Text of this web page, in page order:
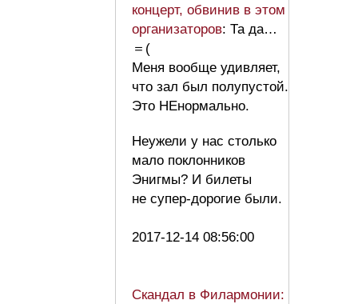
концерт, обвинив в этом
организаторов: Та да…
＝(
Меня вообще удивляет,
что зал был полупустой.
Это НЕнормально.
Неужели у нас столько
мало поклонников
Энигмы? И билеты
не супер-дорогие были.
2017-12-14 08:56:00
Скандал в Филармонии: